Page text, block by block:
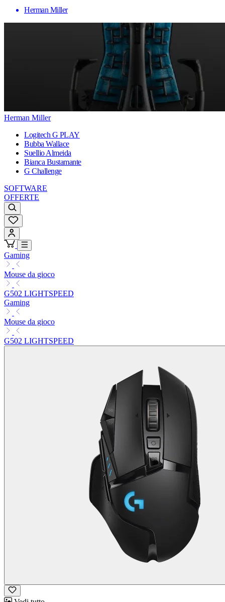
Herman Miller
Herman Miller
Logitech G PLAY
Bubba Wallace
Suellio Almeida
Bianca Bustamante
G Challenge
SOFTWARE
OFFERTE
Gaming
Mouse da gioco
G502 LIGHTSPEED
Gaming
Mouse da gioco
G502 LIGHTSPEED